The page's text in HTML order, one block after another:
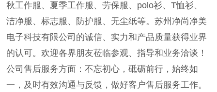
秋工作服、夏季工作服、劳保服、polo衫、T恤衫、
洁净服、标志服、防护服、无尘纸等。苏州净尚净美
电子科技有限公司的诚信、实力和产品质量获得业界
的认可。欢迎各界朋友莅临参观、指导和业务洽谈！
公司售后服务方面：不忘初心，砥砺前行，始终如
一，及时有效沟通与反馈，做好客户售后服务工作。